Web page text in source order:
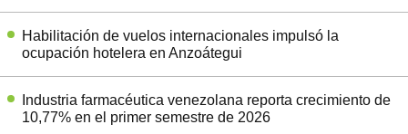
Habilitación de vuelos internacionales impulsó la
ocupación hotelera en Anzoátegui
Industria farmacéutica venezolana reporta crecimiento de
10,77% en el primer semestre de 2026